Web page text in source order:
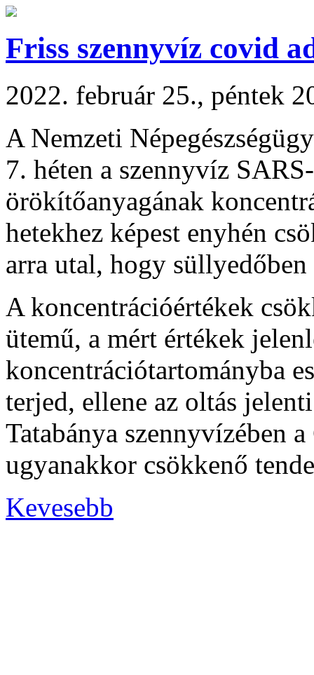
Friss szennyvíz covid
2022. február 25., péntek
A Nemzeti
7. héten a szennyvíz
örökítőanyagának
hetekhez képest enyhén
arra utal, hogy
A koncentrációértékek
ütemű, a mért értékek
koncentrációtartományba
terjed, ellene az oltás
Tatabánya szennyvízében
ugyanakkor csökkenő
Kevesebb